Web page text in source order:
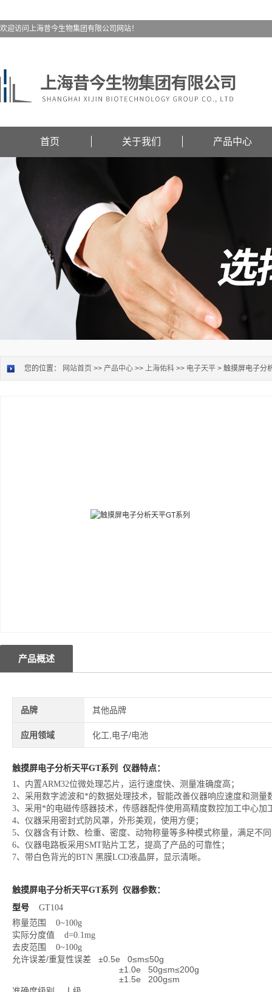
欢迎访问上海昔今生物集团有限公司网站！
首页 关于我们 产品中心
您的位置： 网站首页 >> 产品中心 >> 上海佑科 >> 电子天平 > 触摸屏电子分
产品概述
品牌 其他品牌
应用领域 化工,电子/电池
触摸屏电子分析天平GT系列
仪器特点：
1、内置ARM32位微处理芯片，运行速度快、测量准确度高；
2、采用数字滤波和*的数据处理技术，智能改善仪器响应速度和测量
3、采用*的电磁传感器技术，传感器配件使用高精度数控加工中心加
4、仪器采用密封式防风罩，外形美观，使用方便；
5、仪器含有计数、检重、密度、动物称量等多种模式称量，满足不
6、仪器电路板采用SMT贴片工艺，提高了产品的可靠性；
7、带白色背光的BTN 黑膜LCD液晶屏，显示清晰。
触摸屏电子分析天平GT系列 仪器参数：
型号 GT104
称量范围 0~100g
实际分度值 d=0.1mg
去皮范围 0~100g
允许误差/重复性误差 ±0.5e 0≤m≤50g
±1.0e 50g≤m≤200g
±1.5e 200g≤m